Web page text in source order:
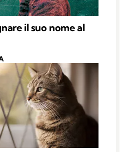
il suo nome al